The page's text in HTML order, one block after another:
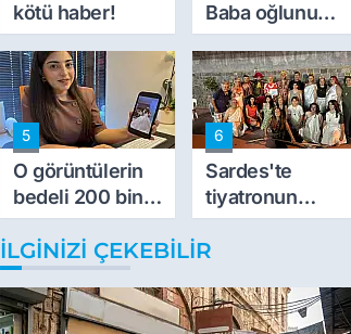
kötü haber!
Baba oğlunu
vurdu
5
O görüntülerin
bedeli 200 bin
TL
6
Sardes'te
tiyatronun
imece ruhu
binlerce yıllık
İLGINIZI ÇEKEBILIR